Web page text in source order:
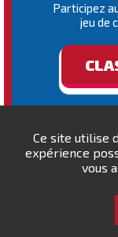
Ce site utilise
expérience
vous
Participez
jeu de